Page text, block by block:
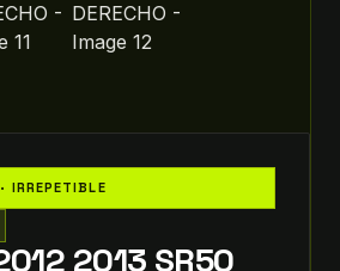
IRREPETIBLE
2013 SR50